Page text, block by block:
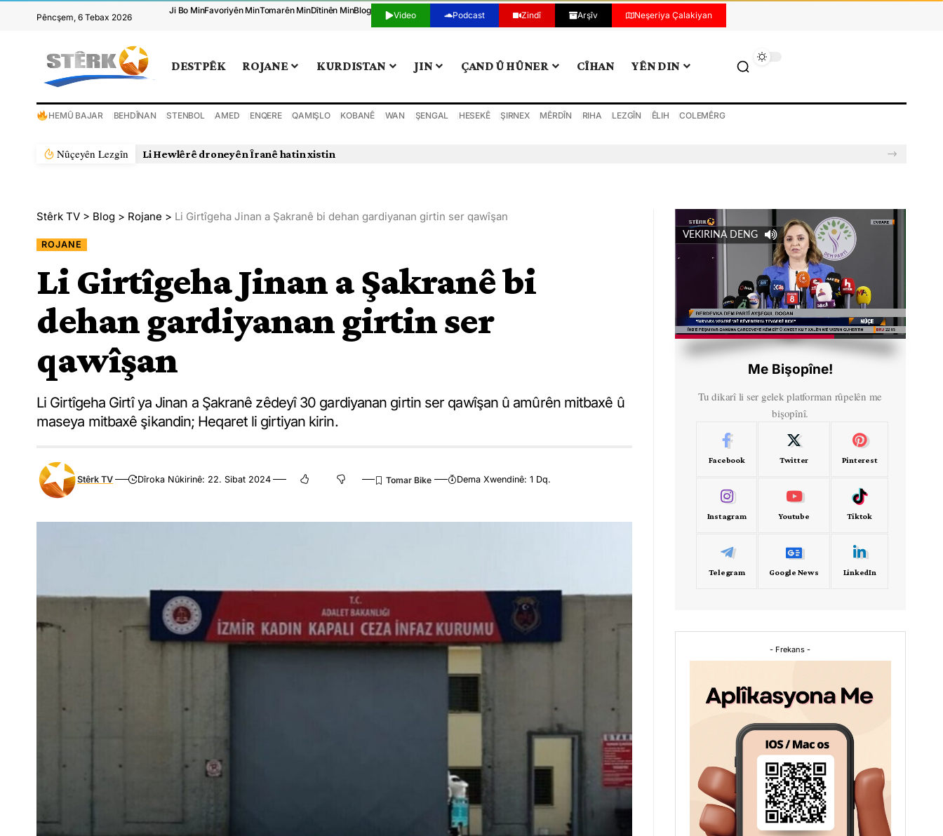
Pêncşem, 6 Tebax 2026
Ji Bo MinFavoriyên MinTomarên MinDîtinên MinBlog Video Podcast Zindî Arşîv Neşeriya Çalakiyan
DESTPÊK ROJANE KURDISTAN JIN ÇAND Û HÛNER CÎHAN YÊN DIN
HEMÛ BAJAR BEHDÎNAN STENBOL AMED ENQERE QAMIŞLO KOBANÊ WAN ŞENGAL HESEKÊ ŞIRNEX MÊRDÎN RIHA LEZGÎN ÊLIH COLEMÊRG
Nûçeyên Lezgîn Li Hewlêrê droneyên Îranê hatin xistin
Stêrk TV > Blog > Rojane > Li Girtîgeha Jinan a Şakranê bi dehan gardiyanan girtin ser qawîşan
ROJANE
Li Girtîgeha Jinan a Şakranê bi
dehan gardiyanan girtin ser
qawîşan
Li Girtîgeha Girtî ya Jinan a Şakranê zêdeyî 30 gardiyanan girtin ser qawîşan û amûrên mitbaxê û
maseya mitbaxê şikandin; Heqaret li girtiyan kirin.
Stêrk TV Dîroka Nûkirinê: 22. Sibat 2024 Dema Xwendinê: 1 Dq.
VEKIRINA DENG
Me Bişopîne!
Tu dikarî li ser gelek platforman rûpelên me
bişopînî.
Facebook Twitter Pinterest
Instagram Youtube Tiktok
Telegram Google News LinkedIn
- Frekans -